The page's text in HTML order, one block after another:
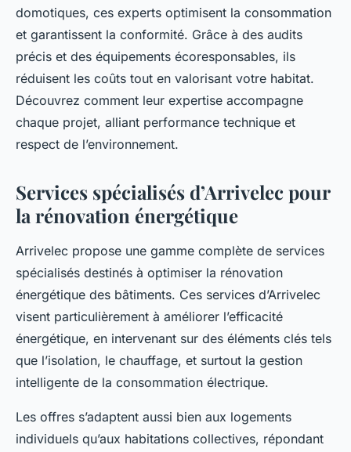
Elena•6 octobre 2025•8 min de lecture
domotiques, ces experts optimisent la consommation
et garantissent la conformité. Grâce à des audits
précis et des équipements écoresponsables, ils
réduisent les coûts tout en valorisant votre habitat.
Découvrez comment leur expertise accompagne
chaque projet, alliant performance technique et
respect de l’environnement.
Services spécialisés d’Arrivelec pour
la rénovation énergétique
Arrivelec propose une gamme complète de services
spécialisés destinés à optimiser la rénovation
énergétique des bâtiments. Ces services d’Arrivelec
visent particulièrement à améliorer l’efficacité
énergétique, en intervenant sur des éléments clés tels
que l’isolation, le chauffage, et surtout la gestion
intelligente de la consommation électrique.
Les offres s’adaptent aussi bien aux logements
individuels qu’aux habitations collectives, répondant